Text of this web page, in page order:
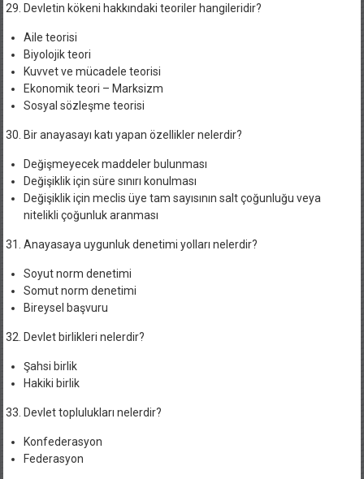
Devletin kökeni hakkındaki teoriler hangileridir?
Aile teorisi
Biyolojik teori
Kuvvet ve mücadele teorisi
Ekonomik teori – Marksizm
Sosyal sözleşme teorisi
Bir anayasayı katı yapan özellikler nelerdir?
Değişmeyecek maddeler bulunması
Değişiklik için süre sınırı konulması
Değişiklik için meclis üye tam sayısının salt çoğunluğu veya
nitelikli çoğunluk aranması
Anayasaya uygunluk denetimi yolları nelerdir?
Soyut norm denetimi
Somut norm denetimi
Bireysel başvuru
Devlet birlikleri nelerdir?
Şahsi birlik
Hakiki birlik
Devlet toplulukları nelerdir?
Konfederasyon
Federasyon